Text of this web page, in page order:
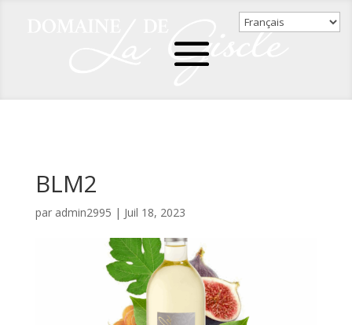
BLM2
par admin2995 | Juil 18, 2023